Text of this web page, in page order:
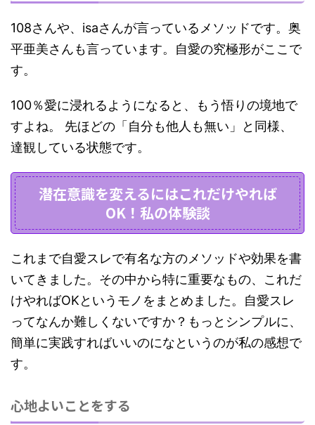
108さんや、isaさんが言っているメソッドです。奥
平亜美さんも言っています。自愛の究極形がここで
す。
100％愛に浸れるようになると、もう悟りの境地で
すよね。 先ほどの「自分も他人も無い」と同様、
達観している状態です。
潜在意識を変えるにはこれだけやれば
OK！私の体験談
これまで自愛スレで有名な方のメソッドや効果を書
いてきました。その中から特に重要なもの、これだ
けやればOKというモノをまとめました。自愛スレ
ってなんか難しくないですか？もっとシンプルに、
簡単に実践すればいいのになというのが私の感想で
す。
心地よいことをする